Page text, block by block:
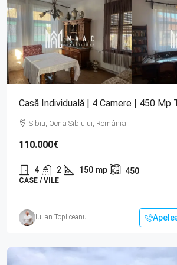
Sibiu, Ocna Sibiului, România
110.000€
4 2 150 mp 450
CASE / VILE
Iulian Topliceanu